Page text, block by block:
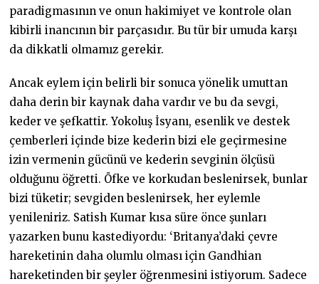
paradigmasının ve onun hakimiyet ve kontrole olan
kibirli inancının bir parçasıdır. Bu tür bir umuda karşı
da dikkatli olmamız gerekir.
Ancak eylem için belirli bir sonuca yönelik umuttan
daha derin bir kaynak daha vardır ve bu da sevgi,
keder ve şefkattir. Yokoluş İsyanı, esenlik ve destek
çemberleri içinde bize kederin bizi ele geçirmesine
izin vermenin gücünü ve kederin sevginin ölçüsü
olduğunu öğretti. Öfke ve korkudan beslenirsek, bunlar
bizi tüketir; sevgiden beslenirsek, her eylemle
yenileniriz. Satish Kumar kısa süre önce şunları
yazarken bunu kastediyordu: ‘Britanya’daki çevre
hareketinin daha olumlu olması için Gandhian
hareketinden bir şeyler öğrenmesini istiyorum. Sadece